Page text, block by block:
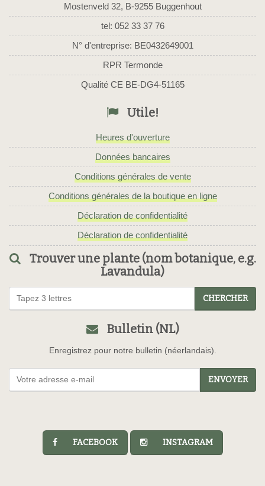
Mostenveld 32, B-9255 Buggenhout
tel: 052 33 37 76
N° d'entreprise: BE0432649001
RPR Termonde
Qualité CE BE-DG4-51165
Utile!
Heures d'ouverture
Données bancaires
Conditions générales de vente
Conditions générales de la boutique en ligne
Déclaration de confidentialité
Déclaration de confidentialité
Trouver une plante (nom botanique, e.g.
Lavandula)
CHERCHER
Bulletin (NL)
Enregistrez pour notre bulletin (néerlandais).
ENVOYER
FACEBOOK INSTAGRAM